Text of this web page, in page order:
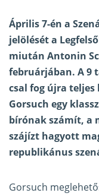
Április 7-én a
jelölését a
miután Antonin
februárjában. A 9
csal fog újra
Gorsuch egy
bírónak számít, a
szájízt hagyott
republikánus
Gorsuch